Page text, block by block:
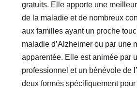
gratuits. Elle apporte une
de la maladie et de nombreux
aux familles ayant un proche
maladie d’Alzheimer ou par une
apparentée. Elle est animée par
professionnel et un bénévole de
deux formés spécifiquement